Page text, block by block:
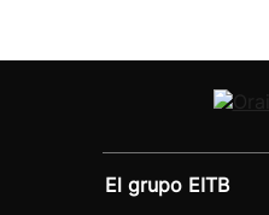
El grupo EITB